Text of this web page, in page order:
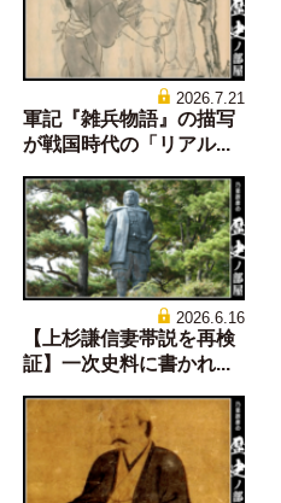
2026.7.21
軍記『雑兵物語』の描写
が戦国時代の「リアル...
2026.6.16
【上杉謙信妻帯説を再検
証】一次史料に書かれ...